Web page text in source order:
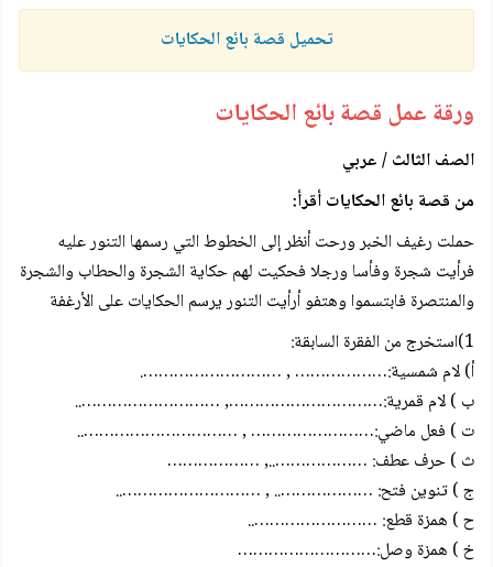
تحميل قصة بائع الحكايات
ورقة عمل قصة بائع الحكايات
الصف الثالث / عربي
من قصة بائع الحكايات أقرأ:
حملت رغيف الخبر ورحت أنظر إلى الخطوط التي رسمها التنور عليه
فرأيت شجرة وفأسا ورجلا فحكيت لهم حكاية الشجرة والحطاب والشجرة
والمنتصرة فابتسموا وهتفو أرأيت التنور يرسم الحكايات على الأرغفة
1)استخرج من الفقرة السابقة:
أ) لام شمسية:……………… , ……………………….
ب ) لام قمرية:…………………………, ………………………..
ت ) فعل ماضي:…………………… , …………………………..
ث ) حرف عطف: ……………….., ………………
ج ) تنوين فتح: ……………….. , ………………………..
ح ) همزة قطع: ……………………..
خ ) همزة وصل:………………………